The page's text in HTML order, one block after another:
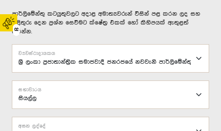
02
පාර්ලිමේන්තු කටයුතුවලට අදාළ අමාත්‍යවරුන් විසින් පළ කරන ලද සහ
පිළිතුරු දෙන ප්‍රශ්න සෙවීමට ක්ෂේත්‍ර එකක් හෝ කිහිපයක් ඇතුළත්
කරන්න.
ව්‍යවස්ථාදායකය
සභාවාරය
අසන ලද්දේ